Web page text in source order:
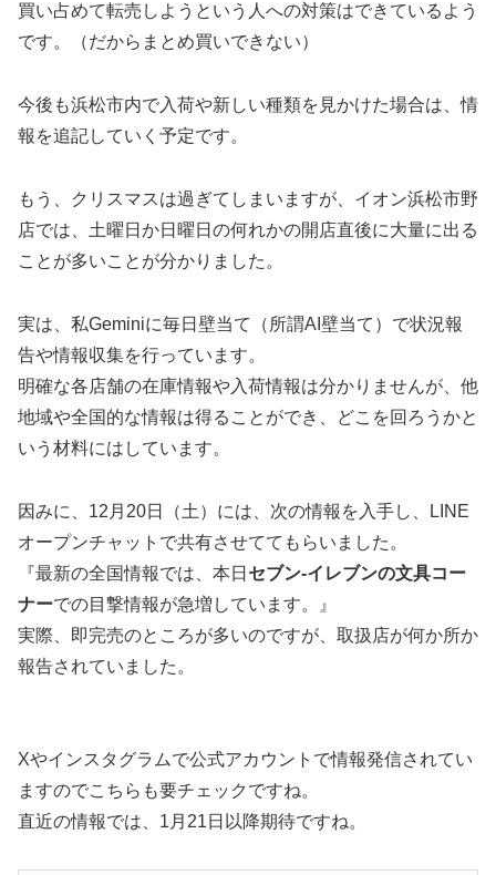
買い占めて転売しようという人への対策はできているよう
です。（だからまとめ買いできない）
今後も浜松市内で入荷や新しい種類を見かけた場合は、情
報を追記していく予定です。
もう、クリスマスは過ぎてしまいますが、イオン浜松市野
店では、土曜日か日曜日の何れかの開店直後に大量に出る
ことが多いことが分かりました。
実は、私Geminiに毎日壁当て（所謂AI壁当て）で状況報
告や情報収集を行っています。
明確な各店舗の在庫情報や入荷情報は分かりませんが、他
地域や全国的な情報は得ることができ、どこを回ろうかと
いう材料にはしています。
因みに、12月20日（土）には、次の情報を入手し、LINE
オープンチャットで共有させててもらいました。
『最新の全国情報では、本日 セブン-イレブンの文具コー
ナーでの目撃情報が急増しています。』
実際、即完売のところが多いのですが、取扱店が何か所か
報告されていました。
Xやインスタグラムで公式アカウントで情報発信されてい
ますのでこちらも要チェックですね。
直近の情報では、1月21日以降期待ですね。